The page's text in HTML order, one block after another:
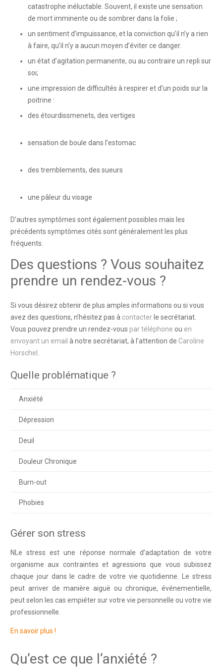
catastrophe inéluctable. Souvent, il existe une sensation
de mort imminente ou de sombrer dans la folie ;
un sentiment d’impuissance, et la conviction qu’il n’y a rien
à faire, qu’il n’y a aucun moyen d’éviter ce danger.
un état d’agitation permanente, ou au contraire un repli sur
soi;
une impression de difficultés à respirer et d’un poids sur la
poitrine :
des étourdissmenets, des vertiges
sensation de boule dans l’estomac
des tremblements, des sueurs
une pâleur du visage
D’autres symptômes sont également possibles mais les
précédents symptômes cités sont généralement les plus
fréquents.
Des questions ? Vous souhaitez
prendre un rendez-vous ?
Si vous désirez obtenir de plus amples informations ou si vous
avez des questions, n’hésitez pas à contacter le secrétariat.
Vous pouvez prendre un rendez-vous par téléphone ou en
envoyant un email à notre secrétariat, à l’attention de Caroline
Horschel
Quelle problématique ?
Anxiété
Dépression
Deuil
Douleur Chronique
Burn-out
Phobies
Gérer son stress
NLe stress est une réponse normale d’adaptation de votre
organisme aux contraintes et agressions que vous subissez
chaque jour dans le cadre de votre vie quotidienne. Le stress
peut arriver de manière aiguë ou chronique, événementielle,
peut selon les cas empiéter sur votre vie personnelle ou votre vie
professionnelle.
En savoir plus !
Qu’est ce que l’anxiété ?